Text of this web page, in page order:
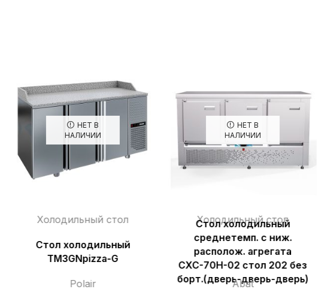
НЕТ В
НАЛИЧИИ
Холодильный стол
Стол холодильный
TM3GNpizza-G
Polair
НЕТ В
НАЛИЧИИ
Холодильный стол
Стол холодильный
среднетемп. с ниж.
располож. агрегата
СХС-70Н-02 стол 202 без
борт.(дверь-дверь-дверь)
Abat